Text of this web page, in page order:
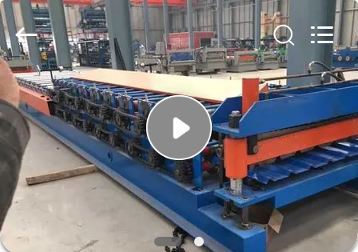
ΣΠΊΤΙ
ΠΡΟΪΌΝΤΑ
ΣΧΕΤΙΚΆ
ΜΕ
ΕΜΆΣ
Cangzhou
Famous
International
Trading
Co.,
Ltd.
All
Rights
Reserved.